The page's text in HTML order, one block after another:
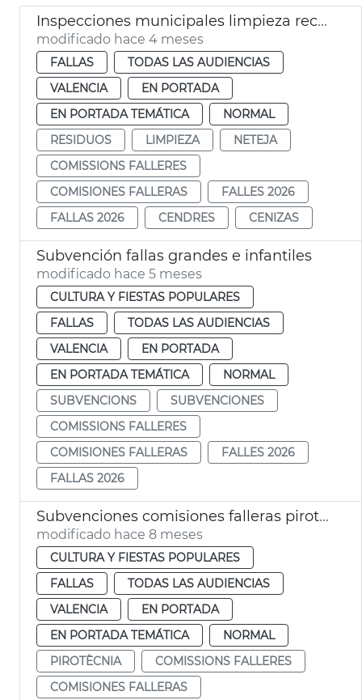
Inspecciones municipales limpieza recogida residuos Fallas València 2026
modificado hace 4 meses
FALLAS
TODAS LAS AUDIENCIAS
VALENCIA
EN PORTADA
EN PORTADA TEMÁTICA
NORMAL
RESIDUOS
LIMPIEZA
NETEJA
COMISSIONS FALLERES
COMISIONES FALLERAS
FALLES 2026
FALLAS 2026
CENDRES CENIZAS
Subvención fallas grandes e infantiles
modificado hace 5 meses
CULTURA Y FIESTAS POPULARES
FALLAS
TODAS LAS AUDIENCIAS
VALENCIA
EN PORTADA
EN PORTADA TEMÁTICA
NORMAL
SUBVENCIONS
SUBVENCIONES
COMISSIONS FALLERES
COMISIONES FALLERAS
FALLES 2026
FALLAS 2026
Subvenciones comisiones falleras pirotecnia 2026
modificado hace 8 meses
CULTURA Y FIESTAS POPULARES
FALLAS
TODAS LAS AUDIENCIAS
VALENCIA
EN PORTADA
EN PORTADA TEMÁTICA
NORMAL
PIROTÈCNIA
COMISSIONS FALLERES
COMISIONES FALLERAS